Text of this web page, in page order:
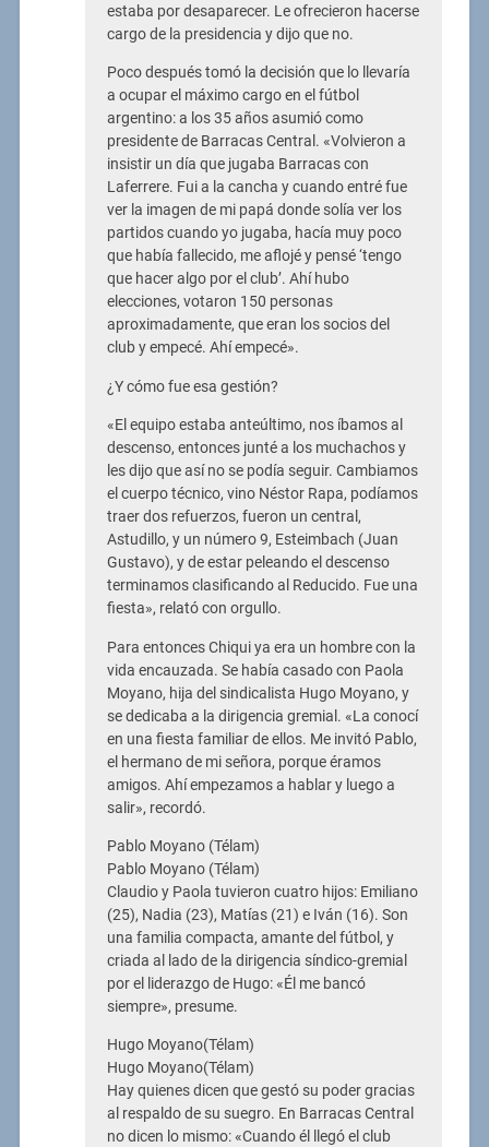
estaba por desaparecer. Le ofrecieron hacerse
cargo de la presidencia y dijo que no.
Poco después tomó la decisión que lo llevaría
a ocupar el máximo cargo en el fútbol
argentino: a los 35 años asumió como
presidente de Barracas Central. «Volvieron a
insistir un día que jugaba Barracas con
Laferrere. Fui a la cancha y cuando entré fue
ver la imagen de mi papá donde solía ver los
partidos cuando yo jugaba, hacía muy poco
que había fallecido, me aflojé y pensé ‘tengo
que hacer algo por el club’. Ahí hubo
elecciones, votaron 150 personas
aproximadamente, que eran los socios del
club y empecé. Ahí empecé».
¿Y cómo fue esa gestión?
«El equipo estaba anteúltimo, nos íbamos al
descenso, entonces junté a los muchachos y
les dijo que así no se podía seguir. Cambiamos
el cuerpo técnico, vino Néstor Rapa, podíamos
traer dos refuerzos, fueron un central,
Astudillo, y un número 9, Esteimbach (Juan
Gustavo), y de estar peleando el descenso
terminamos clasificando al Reducido. Fue una
fiesta», relató con orgullo.
Para entonces Chiqui ya era un hombre con la
vida encauzada. Se había casado con Paola
Moyano, hija del sindicalista Hugo Moyano, y
se dedicaba a la dirigencia gremial. «La conocí
en una fiesta familiar de ellos. Me invitó Pablo,
el hermano de mi señora, porque éramos
amigos. Ahí empezamos a hablar y luego a
salir», recordó.
Pablo Moyano (Télam)
Pablo Moyano (Télam)
Claudio y Paola tuvieron cuatro hijos: Emiliano
(25), Nadia (23), Matías (21) e Iván (16). Son
una familia compacta, amante del fútbol, y
criada al lado de la dirigencia síndico-gremial
por el liderazgo de Hugo: «Él me bancó
siempre», presume.
Hugo Moyano(Télam)
Hugo Moyano(Télam)
Hay quienes dicen que gestó su poder gracias
al respaldo de su suegro. En Barracas Central
no dicen lo mismo: «Cuando él llegó el club